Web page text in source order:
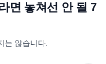
면 놓쳐선 안 될 7
는 않습니다.